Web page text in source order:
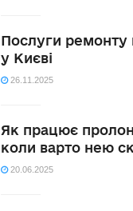
Послуги ремонту
у Києві
26.11.2025
Як працює
коли варто нею
20.06.2025